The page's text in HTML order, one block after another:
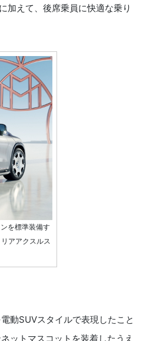
加えて、後席乗員に快適な乗り
を標準装備す
アアクスルス
動SUVスタイルで表現したこと
ットマスコットを装着したうえ